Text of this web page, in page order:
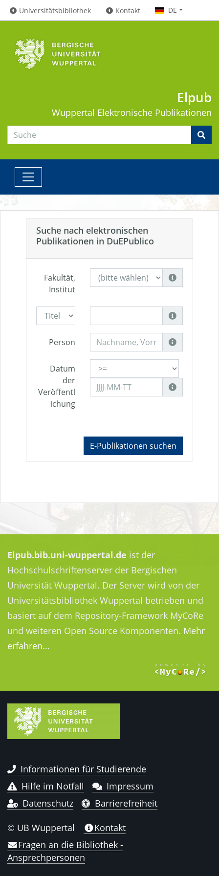
Universitätsbibliothek Kontakt DE
Elpub
Wuppertal Elektronische Publikationen
Suche nach elektronischen
Publikationen in DuEPublico
Fakultät,
Institut
Person
Datum
der
Veröffentl
ichung
E-Publikationen suchen
Elpub.bib.uni-wuppertal.de ist der
Hochschulschriftenserver der Bergischen
Universität Wuppertal. Der Server wird von der
Universitätsbibliothek Wuppertal betrieben und
basiert auf dem Repository-Framework MyCoRe
und weiteren Open Source Komponenten. Mehr
erfahren...
Informationen für Studierende
Hilfe im Notfall
Impressum
Datenschutz
Barrierefreiheit
© UB Wuppertal
Kontakt
Fragen an die Bibliothek -
Ansprechpersonen